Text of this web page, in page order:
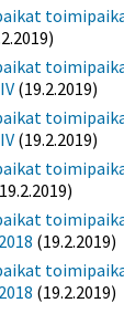
(19.2.2019)
(19.2.2019)
(19.2.2019)
(19.2.2019)